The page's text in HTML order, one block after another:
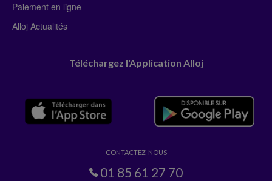
Paiement en ligne
Alloj Actualités
Téléchargez l'Application Alloj
CONTACTEZ-NOUS
01 85 61 27 70